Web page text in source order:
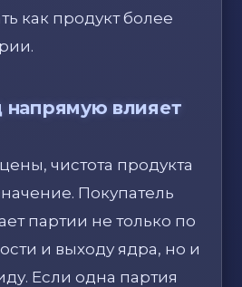
как продукт более
влияет
чистота продукта
Покупатель
партии не только по
и выходу ядра, но и
Если одна партия